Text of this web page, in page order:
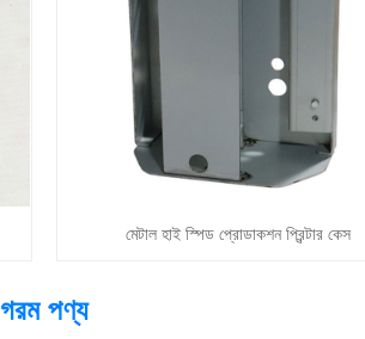
মেটাল হাই স্পিড প্রোডাকশন প্রিন্টার কেস
গরম পণ্য